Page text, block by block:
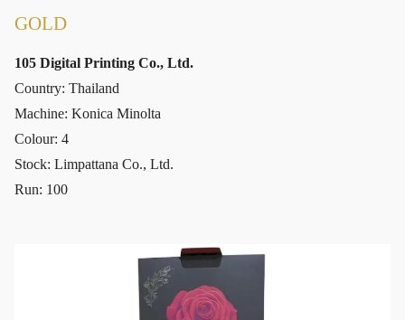
GOLD
105 Digital Printing Co., Ltd.
Country: Thailand
Machine: Konica Minolta
Colour: 4
Stock: Limpattana Co., Ltd.
Run: 100